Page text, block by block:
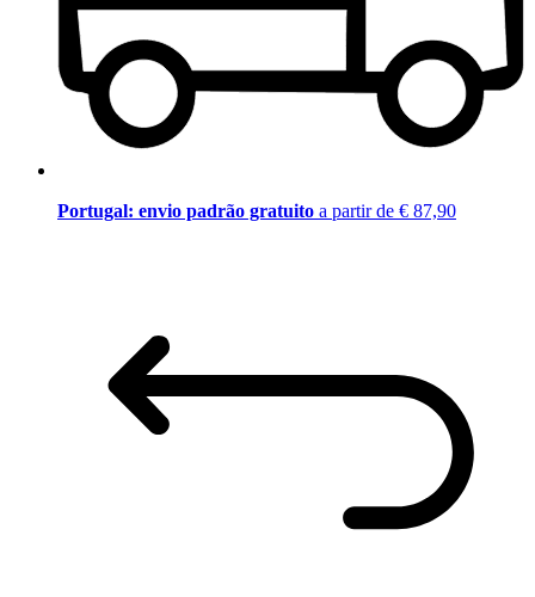
Portugal: envio padrão gratuito a partir de € 87,90